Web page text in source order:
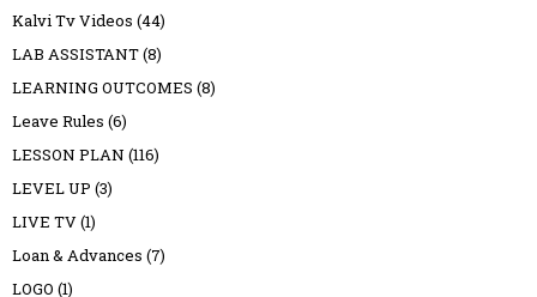
Kalvi Tv Videos (44)
LAB ASSISTANT(8)
LEARNING OUTCOMES (8)
Leave Rules (6)
LESSON PLAN (116)
LEVEL UP (3)
LIVE TV(1)
Loan & Advances (7)
LOGO (1)